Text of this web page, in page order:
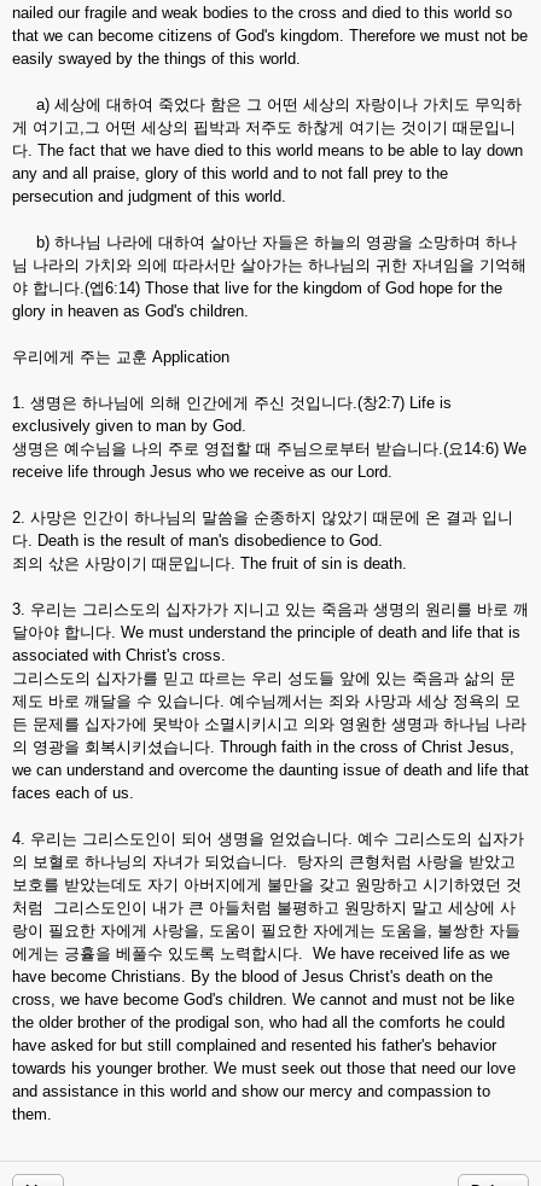
nailed our fragile and weak bodies to the cross and died to this world so
that we can become citizens of God's kingdom. Therefore we must not be
easily swayed by the things of this world.
a) 세상에 대하여 죽었다 함은 그 어떤 세상의 자랑이나 가치도 무익하
게 여기고,그 어떤 세상의 핍박과 저주도 하찮게 여기는 것이기 때문입니
다. The fact that we have died to this world means to be able to lay down
any and all praise, glory of this world and to not fall prey to the
persecution and judgment of this world.
b) 하나님 나라에 대하여 살아난 자들은 하늘의 영광을 소망하며 하나
님 나라의 가치와 의에 따라서만 살아가는 하나님의 귀한 자녀임을 기억해
야 합니다.(엡6:14) Those that live for the kingdom of God hope for the
glory in heaven as God's children.
우리에게 주는 교훈 Application
1. 생명은 하나님에 의해 인간에게 주신 것입니다.(창2:7) Life is
exclusively given to man by God.
생명은 예수님을 나의 주로 영접할 때 주님으로부터 받습니다.(요14:6) We
receive life through Jesus who we receive as our Lord.
2. 사망은 인간이 하나님의 말씀을 순종하지 않았기 때문에 온 결과 입니
다. Death is the result of man's disobedience to God.
죄의 삯은 사망이기 때문입니다. The fruit of sin is death.
3. 우리는 그리스도의 십자가가 지니고 있는 죽음과 생명의 원리를 바로 깨
달아야 합니다. We must understand the principle of death and life that is
associated with Christ's cross.
그리스도의 십자가를 믿고 따르는 우리 성도들 앞에 있는 죽음과 삶의 문
제도 바로 깨달을 수 있습니다. 예수님께서는 죄와 사망과 세상 정욕의 모
든 문제를 십자가에 못박아 소멸시키시고 의와 영원한 생명과 하나님 나라
의 영광을 회복시키셨습니다. Through faith in the cross of Christ Jesus,
we can understand and overcome the daunting issue of death and life that
faces each of us.
4. 우리는 그리스도인이 되어 생명을 얻었습니다. 예수 그리스도의 십자가
의 보혈로 하나닝의 자녀가 되었습니다. 탕자의 큰형처럼 사랑을 받았고
보호를 받았는데도 자기 아버지에게 불만을 갖고 원망하고 시기하였던 것
처럼 그리스도인이 내가 큰 아들처럼 불평하고 원망하지 말고 세상에 사
랑이 필요한 자에게 사랑을, 도움이 필요한 자에게는 도움을, 불쌍한 자들
에게는 긍휼을 베풀수 있도록 노력합시다. We have received life as we
have become Christians. By the blood of Jesus Christ's death on the
cross, we have become God's children. We cannot and must not be like
the older brother of the prodigal son, who had all the comforts he could
have asked for but still complained and resented his father's behavior
towards his younger brother. We must seek out those that need our love
and assistance in this world and show our mercy and compassion to
them.